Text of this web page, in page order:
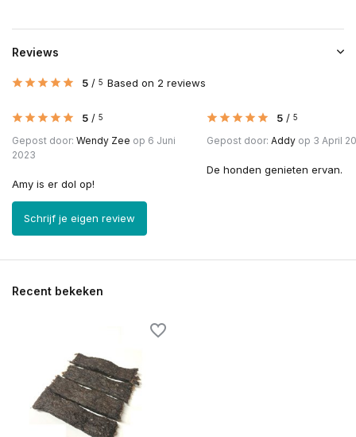
Reviews
5 / 5 Based on 2 reviews
5 / 5
Gepost door: Wendy Zee op 6 Juni
2023
Amy is er dol op!
5 / 5
Gepost door: Addy op 3 April
De honden genieten ervan.
Schrijf je eigen review
Recent bekeken